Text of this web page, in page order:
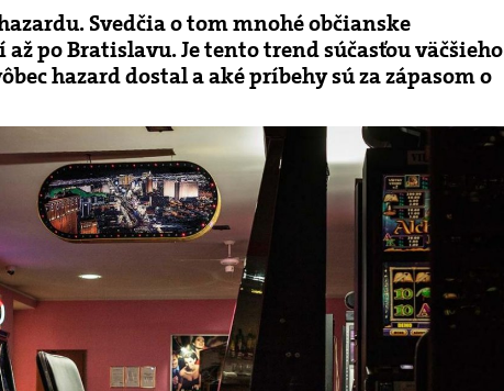
Svedčia o tom mnohé občianske
po Bratislavu. Je tento trend súčasťou väčšieho
hazard dostal a aké príbehy sú za zápasom o